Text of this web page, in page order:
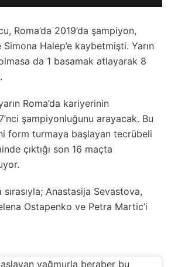
Roma’da 2019’da şampiyon,
Halep’e kaybetmişti. Yarın
da 1 basamak atlayarak 8
Roma’da kariyerinin
şampiyonluğunu arayacak. Bu
form turmaya başlayan tecrübeli
çıktığı son 16 maçta
Anastasija Sevastova,
Ostapenko ve Petra Martic’i
yağmurla beraber bu